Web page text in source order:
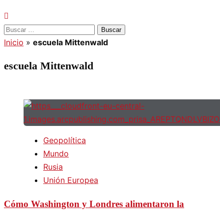
Buscar:
Inicio » escuela Mittenwald
escuela Mittenwald
Geopolítica
Mundo
Rusia
Unión Europea
Cómo Washington y Londres alimentaron la